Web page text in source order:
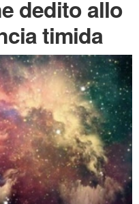
dedito allo
timida